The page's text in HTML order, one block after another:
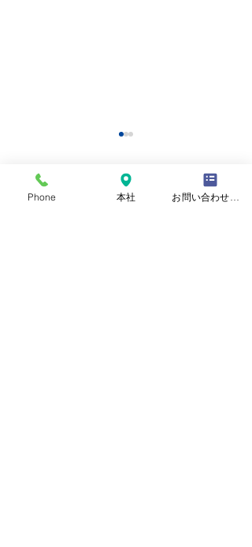
Phone 本社